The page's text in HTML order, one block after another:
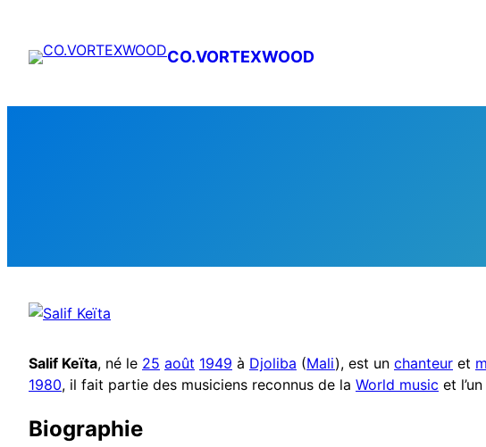
contenu
CO.VORTEXWOOD
Salif Keïta, né le 25 août 1949 à Djoliba (Mali), est un chanteur et
1980, il fait partie des musiciens reconnus de la World music et
Biographie